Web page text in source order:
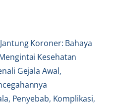
Koroner: Bahaya
Kesehatan
Gejala Awal,
Penyebab, Komplikasi,